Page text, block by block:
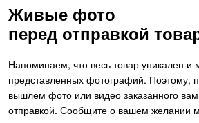
Живые фото
перед отправкой
Напоминаем, что весь товар уникален и
представленных фотографий. Поэтому,
вышлем фото или видео заказанного
отправкой. Сообщите о вашем желании